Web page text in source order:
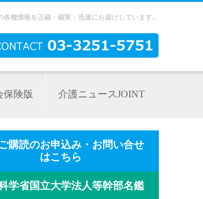
種情報を正確・確実・迅速にお届けしています。
保険版 介護ニュースJOINT
購読のお申込み・お問い合せ
はこちら
学省国立大学法人等幹部名鑑